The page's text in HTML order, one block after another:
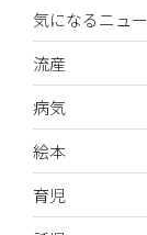
気になるニュ
流産
病気
絵本
育児